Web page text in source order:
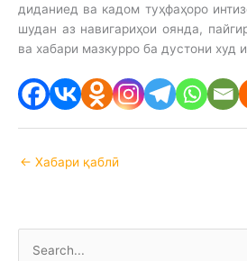
диданиед ва кадом туҳфаҳоро
шудан аз навигариҳои оянда,
ва хабари мазкурро ба дустони худ
← Хабари қаблӣ